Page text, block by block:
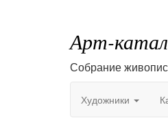
Арт-
Собрание
Художники